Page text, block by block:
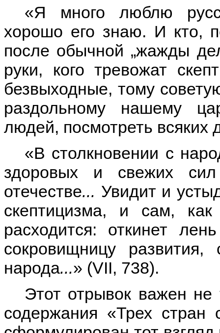
«Я много люблю
хорошо его знаю. И кто,
после обычной „жажды
руки, кого тревожат
безвыходные, тому
раздольному нашему
людей, посмотреть всяких
«В столкновении с
здоровых и свежих
отечестве... Увидит и
скептицизма, и сам, как
расходится: откинет
сокровищницу развития,
народа...» (VII, 738).
Этот отрывок важен не
содержания «Трех